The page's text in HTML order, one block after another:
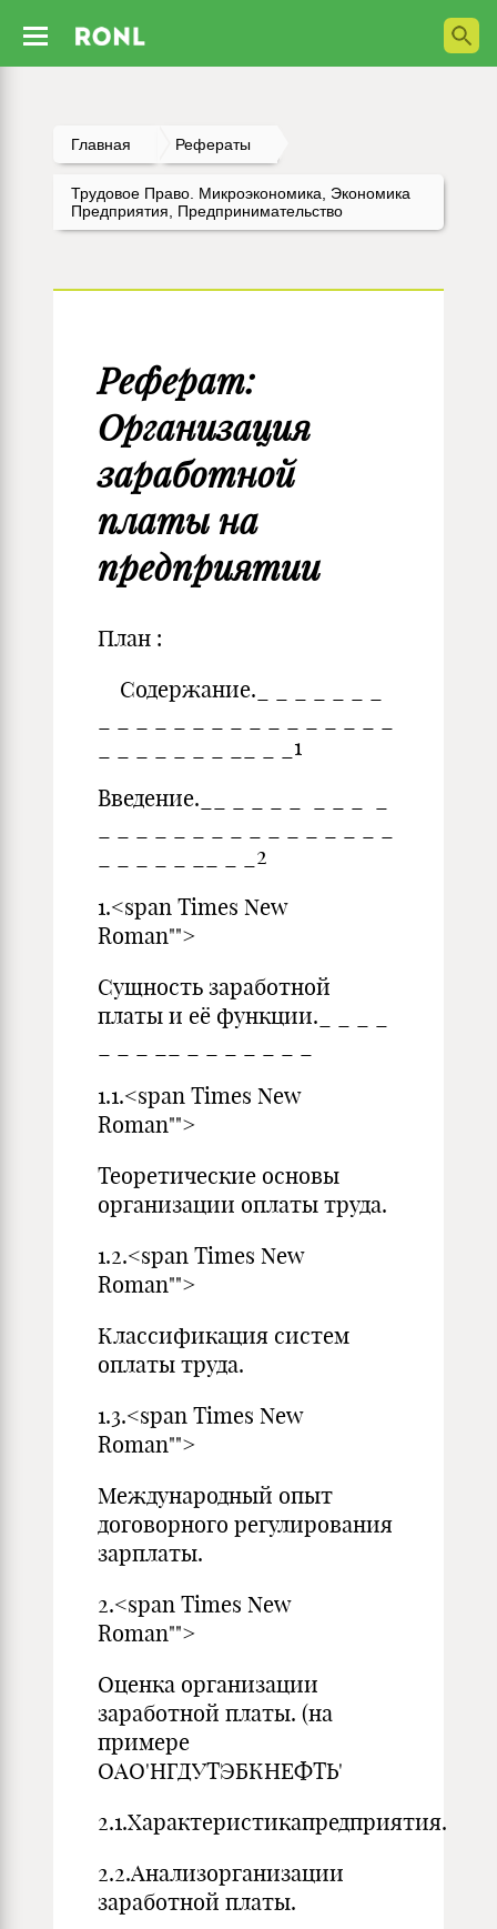
Главная Рефераты
Трудовое Право. Микроэкономика, Экономика
Предприятия, Предпринимательство
Реферат:
Организация
заработной
платы на
предприятии
План :
Содержание._ _ _ _ _ _ _
_ _ _ _ _ _ _ __ _ _1
Введение.__ _ _ _ _ _ _ _ _
_ _ _ _ _ __ _ _2
1.<span Times New
Roman"">
Сущность заработной
платы и её функции._ _ _ _
1.1.<span Times New
Roman"">
Теоретические основы
организации оплаты труда.
1.2.<span Times New
Roman"">
Классификация систем
оплаты труда.
1.3.<span Times New
Roman"">
Международный опыт
договорного регулирования
зарплаты.
2.<span Times New
Roman"">
Оценка организации
заработной платы. (на
примере
ОАО'НГДУТЭБКНЕФТЬ'
2.1.Характеристикапредприятия.
2.2.Анализорганизации
заработной платы.